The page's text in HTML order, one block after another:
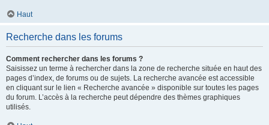
Haut
Recherche dans les forums
Comment rechercher dans les forums ?
Saisissez un terme à rechercher dans la zone de recherche située en haut des
pages d’index, de forums ou de sujets. La recherche avancée est accessible
en cliquant sur le lien « Recherche avancée » disponible sur toutes les pages
du forum. L’accès à la recherche peut dépendre des thèmes graphiques
utilisés.